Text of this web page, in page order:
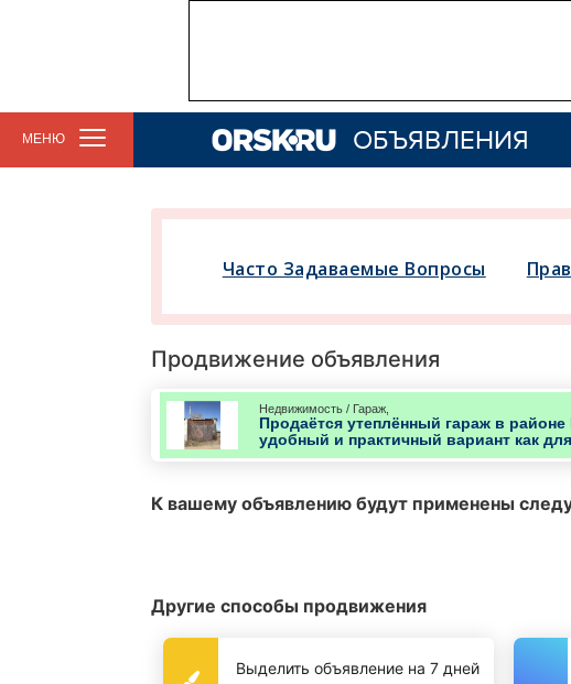
МЕНЮ ОБЪЯВЛЕНИЯ
Часто Задаваемые Вопросы
Продвижение объявления
Недвижимость / Гараж,
Продаётся утеплённый гараж в
удобный и практичный вариант как
К вашему объявлению будут применены
Другие способы продвижения
Выделить объявление на 7 дней